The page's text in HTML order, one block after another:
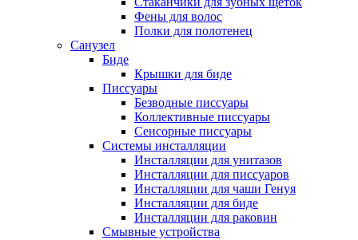
Фены для волос
Полки для полотенец
Санузел
Биде
Крышки для биде
Писсуары
Безводные писсуары
Коллективные писсуары
Сенсорные писсуары
Системы инсталляции
Инсталляции для унитазов
Инсталляции для писсуаров
Инсталляции для чаши Генуя
Инсталляции для биде
Инсталляции для раковин
Смывные устройства